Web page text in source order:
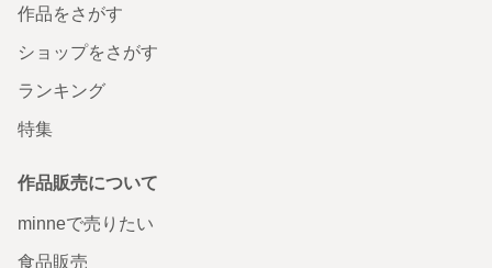
作品をさがす
ショップをさがす
ランキング
特集
作品販売について
minneで売りたい
食品販売